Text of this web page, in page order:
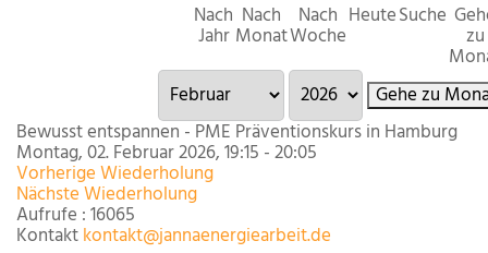
Nach
Jahr
Nach
Monat
Nach
Woche
HeuteSuche
zu
Gehe zu
Bewusst entspannen - PME Präventionskurs in Hamburg
Montag, 02. Februar 2026, 19:15 - 20:05
Vorherige Wiederholung
Nächste Wiederholung
Aufrufe : 16065
Kontaktkontakt@jannaenergiearbeit.de